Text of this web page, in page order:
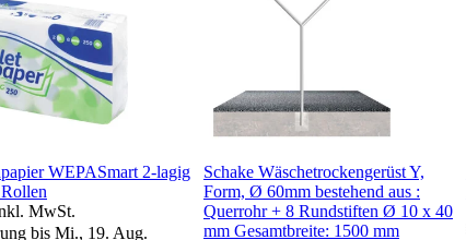
WEPASmart 2-lagig
MwSt.
bis Mi., 19. Aug.
Schake Wäschetrockengerüst Y,
Form, Ø 60mm bestehend aus :
Querrohr + 8 Rundstiften Ø 10 x 40
mm Gesamtbreite: 1500 mm